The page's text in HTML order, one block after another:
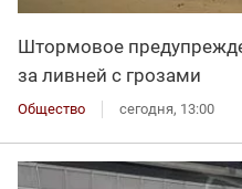
Штормовое
за ливней с грозами
Общество сегодня, 13:00